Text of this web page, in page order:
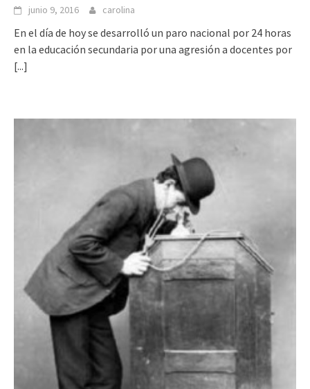
junio 9, 2016 carolina
En el día de hoy se desarrolló un paro nacional por 24 horas
en la educación secundaria por una agresión a docentes por
[...]